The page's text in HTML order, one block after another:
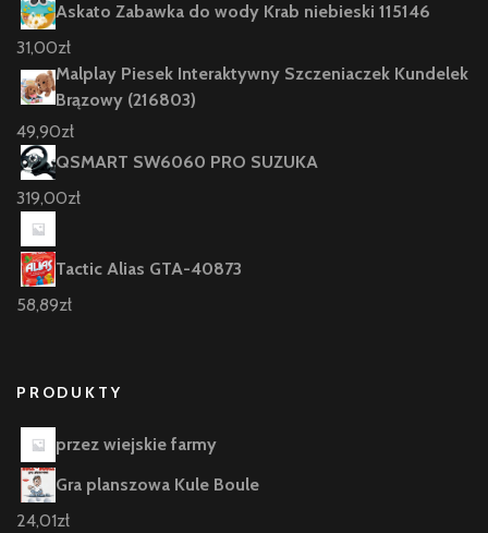
Askato Zabawka do wody Krab niebieski 115146
31,00zł
Malplay Piesek Interaktywny Szczeniaczek Kundelek
Brązowy (216803)
49,90zł
QSMART SW6060 PRO SUZUKA
319,00zł
Tactic Alias GTA-40873
58,89zł
PRODUKTY
przez wiejskie farmy
Gra planszowa Kule Boule
24,01zł